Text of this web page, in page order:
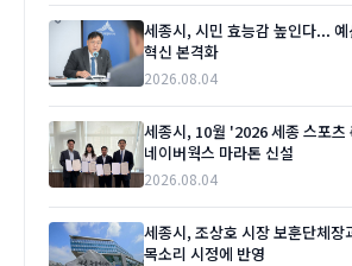
세종시, 시민 효능감 높인다... 예
혁신 본격화
2026.08.04
세종시, 10월 '2026 세종 스포
네이버웍스 마라톤 신설
2026.08.04
세종시, 조상호 시장 보훈단체
목소리 시정에 반영